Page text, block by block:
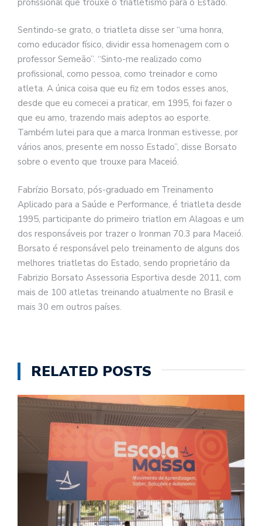
Sentindo-se grato, o triatleta disse ser “uma honra,
como educador físico, dividir essa homenagem com o
professor Semeão”. “Sinto-me realizado como
profissional, como pessoa, como treinador e como
atleta. A única coisa que eu fiz em todos esses anos,
desde que eu comecei a praticar, em 1995, foi fazer o
que eu amo, trazendo mais adeptos ao esporte.
Também lutei para que a marca Ironman estivesse, por
vários anos, presente em nosso Estado”, disse Borsato
sobre o evento que trouxe para Maceió.
Fabrízio Borsato, pós-graduado em Treinamento
Aplicado para a Saúde e Performance, é triatleta desde
1995, participante do primeiro triatlon em Alagoas e um
dos responsáveis por trazer o Ironman 70.3 para Maceió.
Borsato é responsável pelo treinamento de alguns dos
melhores triatletas do Estado, sendo proprietário da
Fabrizio Borsato Assessoria Esportiva desde 2011, com
mais de 100 atletas treinando atualmente no Brasil e
mais 30 em outros países.
RELATED POSTS